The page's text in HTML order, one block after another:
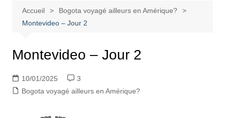
Accueil
Bogota voyagé ailleurs en Amérique?
Montevideo – Jour 2
Montevideo – Jour 2
10/01/2025
3
Bogota voyagé ailleurs en Amérique?